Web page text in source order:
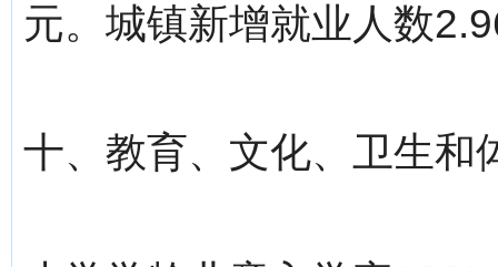
元。城镇新增就业人数
十、教育、文化、卫生和